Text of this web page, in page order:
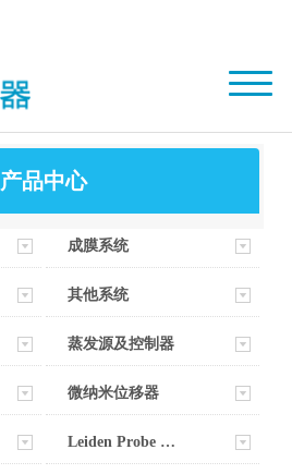
产品中心
成膜系统
其他系统
蒸发源及控制器
微纳米位移器
Leiden Probe Microscopy